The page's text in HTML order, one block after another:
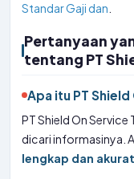
Standar Gaji dan
Pertanyaan
tentang PT
Apa itu PT
PT Shield On
dicari informasinya.
lengkap dan akurat